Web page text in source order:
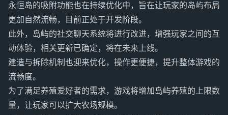
永恒岛的吸附功能也在持续优化中，旨在让玩家的岛屿布局
更加自然流畅，目前正处于开发阶段。
此外，岛屿的社交聊天系统将进行改进，增强玩家之间的互
动体验，相关更新已确定，将在未来上线。
建造与拆除机制也迎来优化，操作更便捷，提升整体游戏的
流畅度。
为了满足养殖爱好者的需求，游戏将增加岛屿养殖的上限数
量，让玩家可以扩大农场规模。